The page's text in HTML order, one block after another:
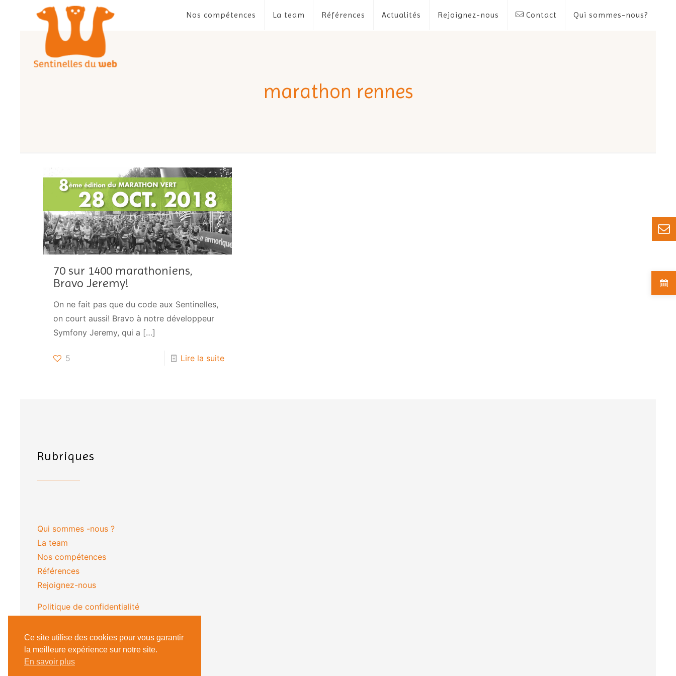
Nos compétences La team Références Actualités Rejoignez-nous Contact Qui sommes-nous?
marathon rennes
70 sur 1400 marathoniens,
Bravo Jeremy!
On ne fait pas que du code aux Sentinelles,
on court aussi! Bravo à notre développeur
Symfony Jeremy, qui a […]
5 Lire la suite
Rubriques
Qui sommes -nous ?
La team
Nos compétences
Références
Rejoignez-nous
Politique de confidentialité
Ce site utilise des cookies pour vous garantir
la meilleure expérience sur notre site.
En savoir plus